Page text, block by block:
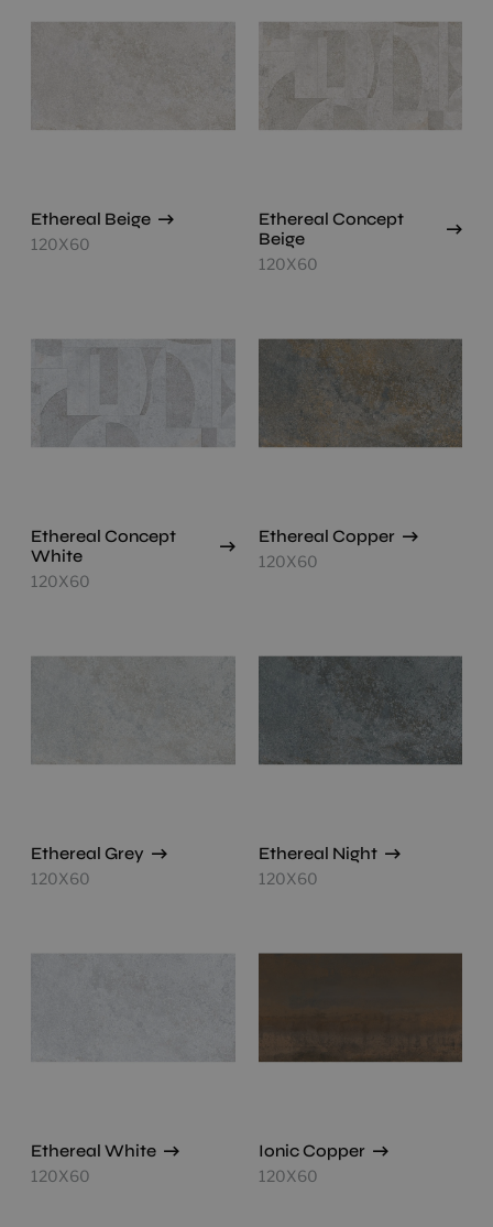
Ethereal Beige
120X60
Ethereal Concept
Beige
120X60
Ethereal Concept
White
120X60
Ethereal Copper
120X60
Ethereal Grey
120X60
Ethereal Night
120X60
Ethereal White
120X60
Ionic Copper
120X60